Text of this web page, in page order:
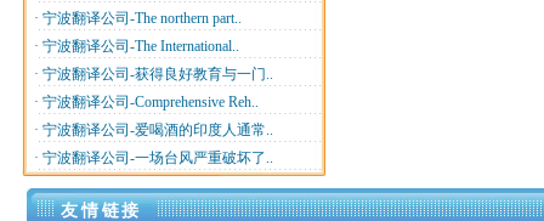
· 宁波翻译公司-The northern part..
· 宁波翻译公司-The International..
· 宁波翻译公司-获得良好教育与一门..
· 宁波翻译公司-Comprehensive Reh..
· 宁波翻译公司-爱喝酒的印度人通常..
· 宁波翻译公司-一场台风严重破坏了..
友情链接